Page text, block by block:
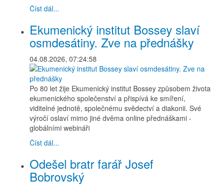
Číst dál...
Ekumenický institut Bossey slaví
osmdesátiny. Zve na přednášky
04.08.2026, 07:24:58
Po 80 let žije Ekumenický institut Bossey způsobem života
ekumenického společenství a přispívá ke smíření,
viditelné jednotě, společnému svědectví a diakonii. Své
výročí oslaví mimo jiné dvěma online přednáškami -
globálními webináři
Číst dál...
Odešel bratr farář Josef
Bobrovský